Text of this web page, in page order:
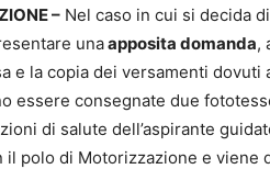
– Nel caso in cui si decida
unaapposita domanda,
e la copia dei versamenti dovuti
essere consegnate due
di salute dell’aspirante
polo di Motorizzazione e viene